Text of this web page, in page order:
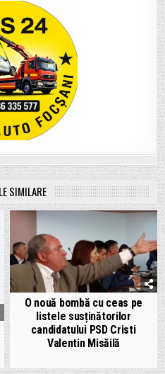
SIMILARE
O nouă bombă cu ceas pe
listele susținătorilor
candidatului PSD Cristi
Valentin Misăilă